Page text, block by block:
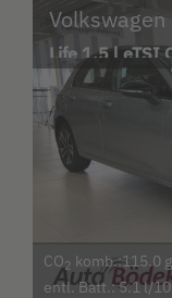
Volkswagen
Life 1.5 l eTSI
(116 PS) Navi
CO2 komb.:115.0
entl. Batt.: 5.1 l/